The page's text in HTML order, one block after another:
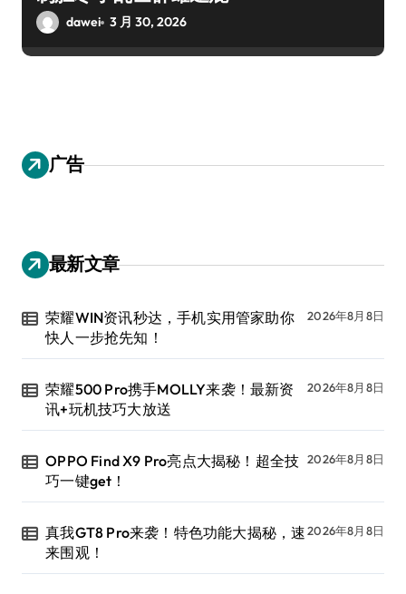
dawei 3 月 30, 2026
广告
最新文章
荣耀WIN资讯秒达，手机实用管家助你
快人一步抢先知！
2026年8月8日
荣耀500 Pro携手MOLLY来袭！最新资
讯+玩机技巧大放送
2026年8月8日
OPPO Find X9 Pro亮点大揭秘！超全技
巧一键get！
2026年8月8日
真我GT8 Pro来袭！特色功能大揭秘，速
来围观！
2026年8月8日